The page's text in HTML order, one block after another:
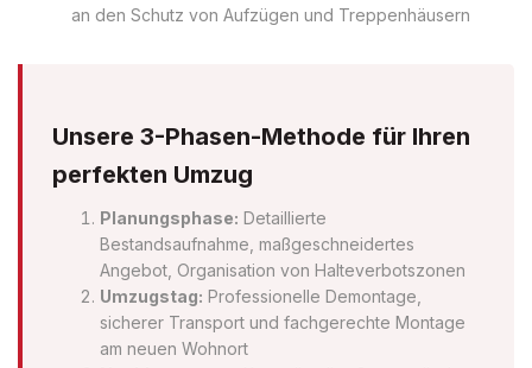
an den Schutz von Aufzügen und Treppenhäusern
Unsere 3-Phasen-Methode für Ihren
perfekten Umzug
Planungsphase: Detaillierte
Bestandsaufnahme, maßgeschneidertes
Angebot, Organisation von Halteverbotszonen
Umzugstag: Professionelle Demontage,
sicherer Transport und fachgerechte Montage
am neuen Wohnort